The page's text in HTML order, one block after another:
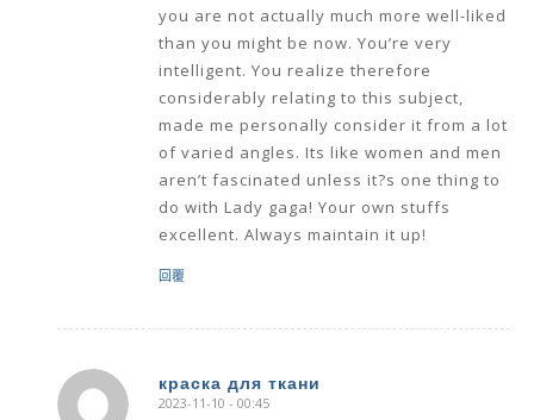
you are not actually much more well-liked
than you might be now. You’re very
intelligent. You realize therefore
considerably relating to this subject,
made me personally consider it from a lot
of varied angles. Its like women and men
aren’t fascinated unless it?s one thing to
do with Lady gaga! Your own stuffs
excellent. Always maintain it up!
回覆
краска для ткани
says:
2023-11-10 - 00:45